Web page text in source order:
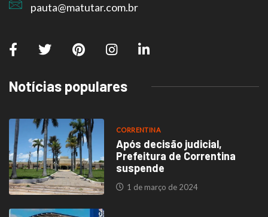
pauta@matutar.com.br
Notícias populares
CORRENTINA
Após decisão judicial,
Prefeitura de Correntina
suspende
1 de março de 2024